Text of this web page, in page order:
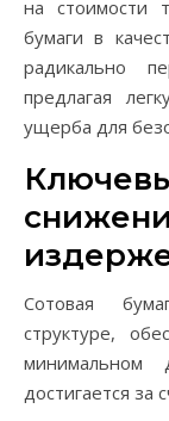
на стоимости
бумаги в
радикально
предлагая
ущерба для
Сотовая
структуре,
достигается за